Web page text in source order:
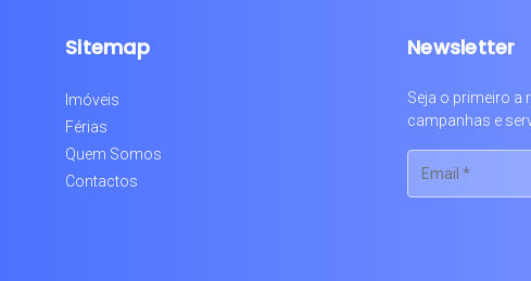
Sitemap
Imóveis
Férias
Quem Somos
Contactos
Newsletter
Seja o primeiro
campanhas e